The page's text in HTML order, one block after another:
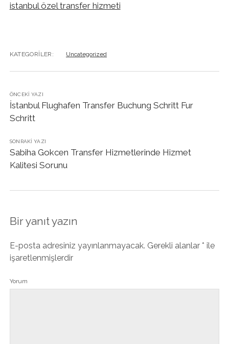
istanbul özel transfer hizmeti
KATEGORILER: Uncategorized
ÖNCEKI YAZI
İstanbul Flughafen Transfer Buchung Schritt Fur
Schritt
SONRAKI YAZI
Sabiha Gokcen Transfer Hizmetlerinde Hizmet
Kalitesi Sorunu
Bir yanıt yazın
E-posta adresiniz yayınlanmayacak. Gerekli alanlar * ile
işaretlenmişlerdir
Yorum